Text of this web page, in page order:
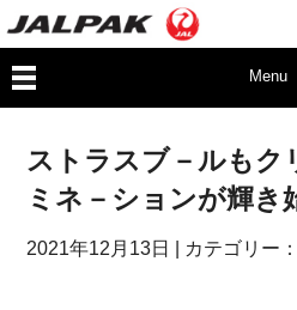
Menu
ストラスブ－ルもク
ミネ－ションが輝き
2021年12月13日 | カテゴリー：